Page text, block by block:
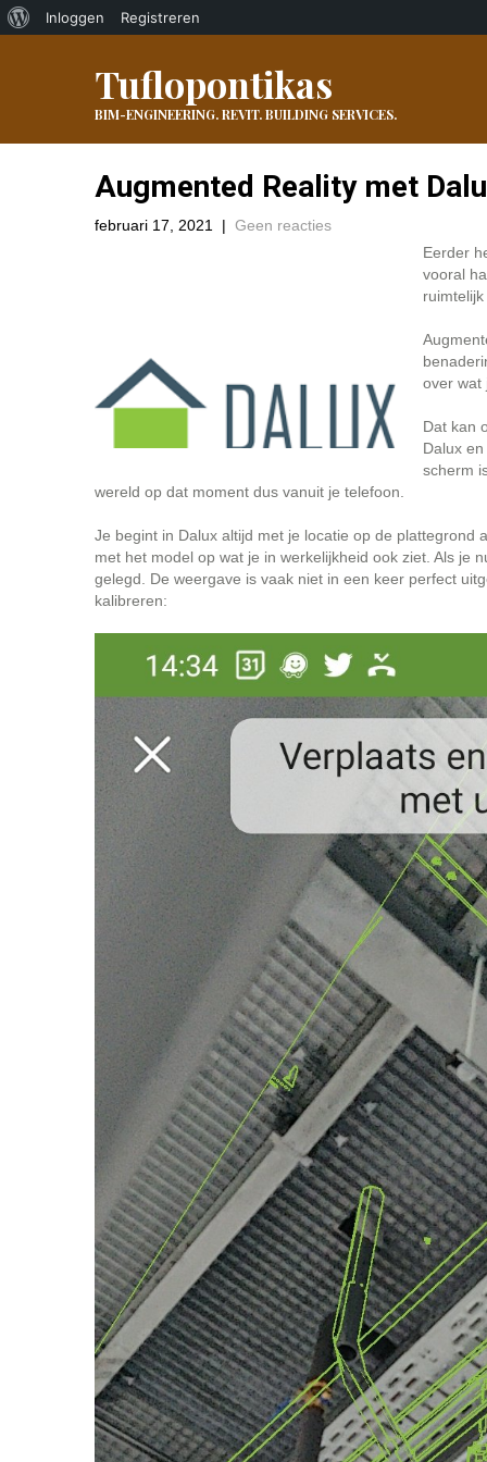
Over
Inloggen Registreren
Tuflopontikas
BIM-ENGINEERING. REVIT. BUILDING SERVICES.
Augmented Reality met
februari 17, 2021 | Geen reacties
Eerder
vooral
over wat
Dat kan
Dalux
scherm
wereld op dat moment dus vanuit je telefoon.
Je begint in Dalux altijd met je locatie op de plattegrond
met het model op wat je in werkelijkheid ook ziet. Als je
gelegd. De weergave is vaak niet in een keer perfect
kalibreren: